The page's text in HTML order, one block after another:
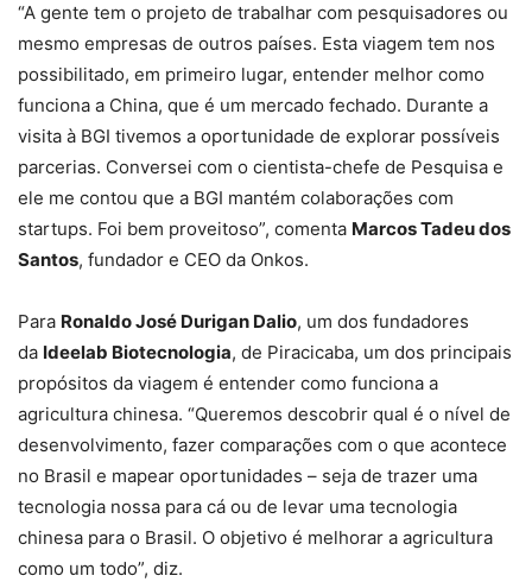
“A gente tem o projeto de trabalhar com pesquisadores ou
mesmo empresas de outros países. Esta viagem tem nos
possibilitado, em primeiro lugar, entender melhor como
funciona a China, que é um mercado fechado. Durante a
visita à BGI tivemos a oportunidade de explorar possíveis
parcerias. Conversei com o cientista-chefe de Pesquisa e
ele me contou que a BGI mantém colaborações com
startups. Foi bem proveitoso”, comenta Marcos Tadeu dos
Santos, fundador e CEO da Onkos.
Para Ronaldo José Durigan Dalio, um dos fundadores
da Ideelab Biotecnologia, de Piracicaba, um dos principais
propósitos da viagem é entender como funciona a
agricultura chinesa. “Queremos descobrir qual é o nível de
desenvolvimento, fazer comparações com o que acontece
no Brasil e mapear oportunidades – seja de trazer uma
tecnologia nossa para cá ou de levar uma tecnologia
chinesa para o Brasil. O objetivo é melhorar a agricultura
como um todo”, diz.